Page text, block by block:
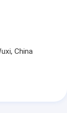
China